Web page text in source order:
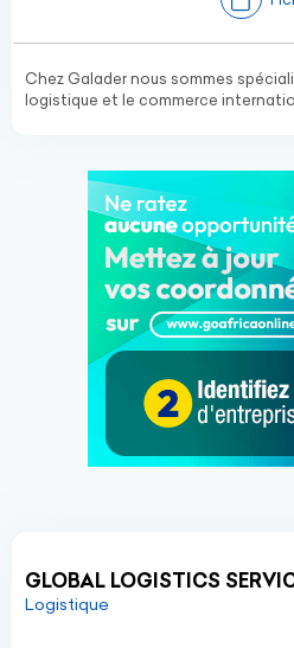
Chez Galader nous sommes
logistique et le commerce
GLOBAL LOGISTICS
Logistique